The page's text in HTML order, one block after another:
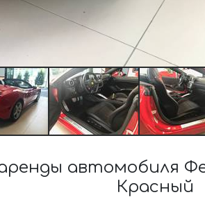
автомобиля
Красный